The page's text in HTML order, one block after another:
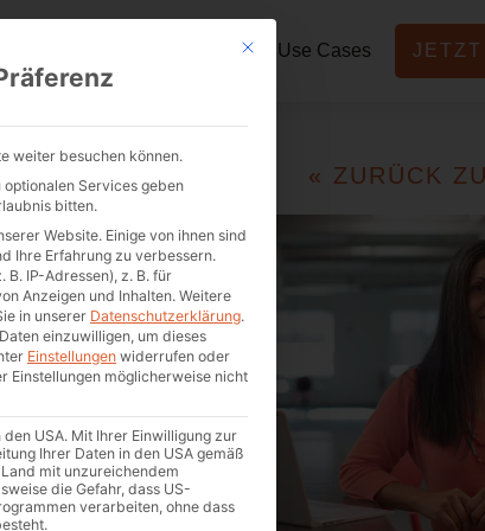
Use Cases JETZT
Fluktuation: Great Resignation von Mitarbeitern?
« ZURÜCK
Mit diesem Button wird der Dialog
weiter besuchen können.
Services geben
bitten.
Website. Einige von ihnen sind
Ihre Erfahrung zu verbessern.
IP-Adressen), z. B. für
Anzeigen und Inhalten.Weitere
in unserer Datenschutzerklärung.
einzuwilligen, um dieses
Einstellungen widerrufen oder
Einstellungen möglicherweise nicht
USA. Mit Ihrer Einwilligung zur
Ihrer Daten in den USA gemäß
Land mit unzureichendem
die Gefahr, dass US-
verarbeiten, ohne dass